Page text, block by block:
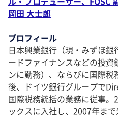
岡田 大士郎
プロフィール
日本興業銀行（現・みずほ
ードファイナンスなどの投
ンに勤務）、ならびに国際
後、ドイツ銀行グループで
国際税務統括の業務に従事
ックスに入社し、2007年ま